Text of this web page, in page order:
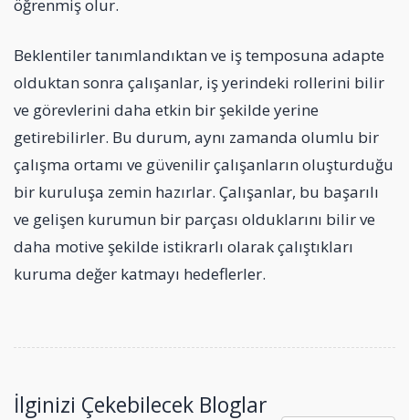
öğrenmiş olur.
Beklentiler tanımlandıktan ve iş temposuna adapte
olduktan sonra çalışanlar, iş yerindeki rollerini bilir
ve görevlerini daha etkin bir şekilde yerine
getirebilirler. Bu durum, aynı zamanda olumlu bir
çalışma ortamı ve güvenilir çalışanların oluşturduğu
bir kuruluşa zemin hazırlar. Çalışanlar, bu başarılı
ve gelişen kurumun bir parçası olduklarını bilir ve
daha motive şekilde istikrarlı olarak çalıştıkları
kuruma değer katmayı hedeflerler.
İlginizi Çekebilecek Bloglar